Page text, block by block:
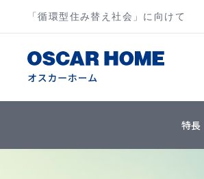
「循環型住み替え社会」に向けて
特長